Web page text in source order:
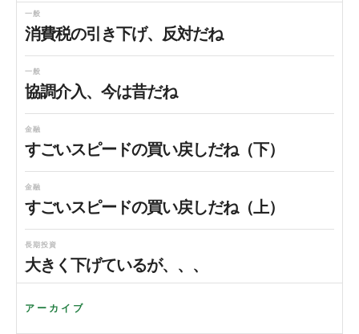
一般
消費税の引き下げ、反対だね
一般
協調介入、今は昔だね
金融
すごいスピードの買い戻しだね（下）
金融
すごいスピードの買い戻しだね（上）
長期投資
大きく下げているが、、、
アーカイブ